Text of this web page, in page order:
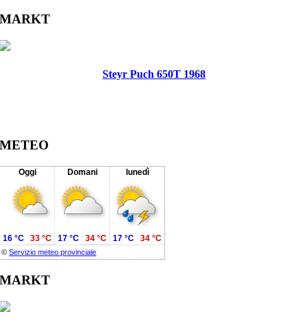
Facebook
Twitter
Reddit
LinkedIn
WhatsApp
Tumblr
Pinterest
Vk
Xing
Email
MARKT
Steyr Puch 650T 1968
METEO
Oggi Domani lunedì
©Servizio meteo provinciale
16 °C 33 °C 17 °C 34 °C 17 °C 34 °C
MARKT